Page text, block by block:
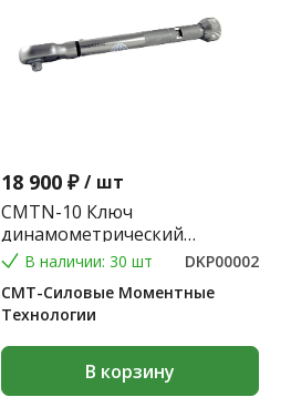
18 900 ₽ / шт
CMTN-10 Ключ
динамометрический
предельного типа 2-10 Nm.
кг
В наличии: 30 шт
DKP00002
СМТ-Силовые Моментные
Технологии
В корзину